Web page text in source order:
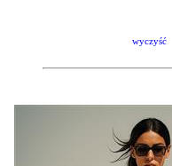
wyczyść